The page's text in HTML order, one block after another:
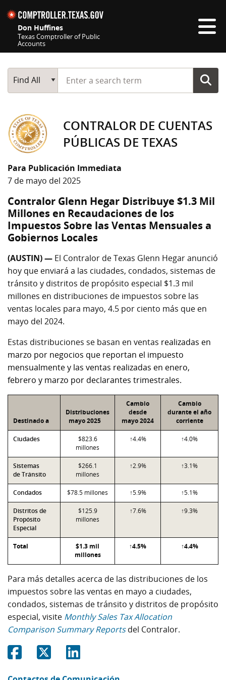
Don Huffines
Texas Comptroller of Public
Accounts
Main Search
Find All
Start typing a search term
CONTRALOR DE CUENTAS
PÚBLICAS DE TEXAS
Para Publicación Immediata
7 de mayo del 2025
Contralor Glenn Hegar Distribuye $1.3 Mil
Millones en Recaudaciones de los
Impuestos Sobre las Ventas Mensuales a
Gobiernos Locales
(AUSTIN) — El Contralor de Texas Glenn Hegar anunció
hoy que enviará a las ciudades, condados, sistemas de
tránsito y distritos de propósito especial $1.3 mil
millones en distribuciones de impuestos sobre las
ventas locales para mayo, 4.5 por ciento más que en
mayo del 2024.
Estas distribuciones se basan en ventas realizadas en
marzo por negocios que reportan el impuesto
mensualmente y las ventas realizadas en enero,
febrero y marzo por declarantes trimestrales.
Destinado a
Distribuciones
mayo 2025
Cambio
desde
mayo 2024
Cambio
durante el año
corriente
Ciudades
$823.6
millones
↑4.4% ↑4.0%
Sistemas
de Tránsito
$266.1
millones
↑2.9% ↑3.1%
Condados $78.5 millones ↑5.9% ↑5.1%
Distritos de
Propósito
Especial
$125.9
millones
↑7.6% ↑9.3%
Total
$1.3 mil
millones
↑4.5% ↑4.4%
Para más detalles acerca de las distribuciones de los
impuestos sobre las ventas en mayo a ciudades,
condados, sistemas de tránsito y distritos de propósito
especial, visite Monthly Sales Tax Allocation
Comparison Summary Reportsdel Contralor.
Share on Facebook
Share on Twitter